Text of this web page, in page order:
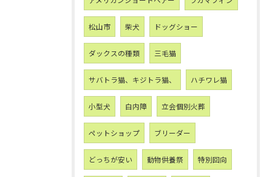
松山市 柴犬 ドッグショー
ダックスの種類 三毛猫
サバトラ猫、キジトラ猫、 ハチワレ猫
小型犬 白内障 立会個別火葬
ペットショップ ブリーダー
どっちが安い 動物供養祭 特別回向